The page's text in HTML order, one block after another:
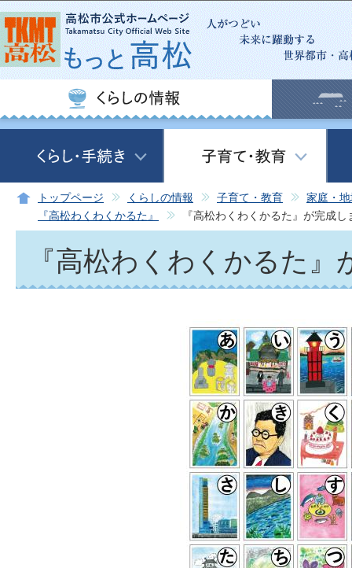
この
トップページ くらしの情報 子育て・教育
家庭・
『高松わくわくかるた』
『高松わくわくかるた』が完成し
『高松わくわくかるた